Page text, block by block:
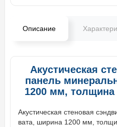
Описание
Акустическая
панель
1200 мм, толщина
Акустическая стеновая
вата, ширина 1200 мм,